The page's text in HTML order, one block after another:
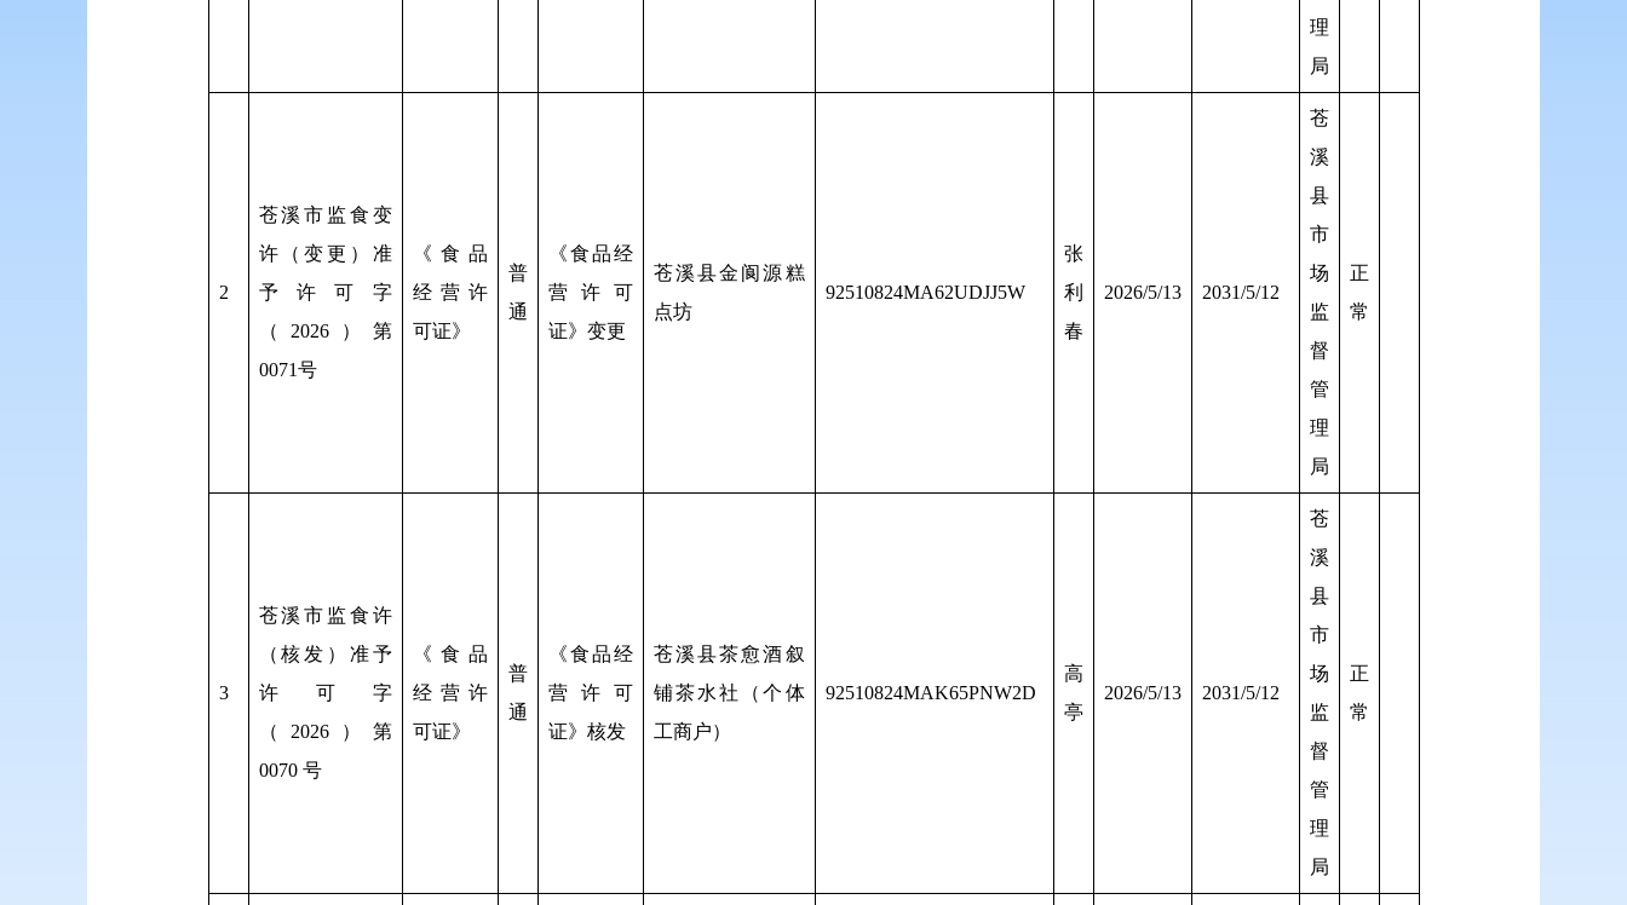
理
局
2
苍溪市监食变
许（变更）准
予许可字
（2026）第
0071号
《食品
经营许
可证》
普
通
《食品经
营许可
证》变更
苍溪县金阆源糕
点坊
92510824MA62UDJJ5W
张
利
春
2026/5/13 2031/5/12
苍
溪
县
市
场
监
督
管
理
局
正
常
3
苍溪市监食许
（核发）准予
许可字
（2026）第
0070 号
《食品
经营许
可证》
普
通
《食品经
营许可
证》核发
苍溪县茶愈酒叙
铺茶水社（个体
工商户）
92510824MAK65PNW2D
高
亭
2026/5/13 2031/5/12
苍
溪
县
市
场
监
督
管
理
局
正
常